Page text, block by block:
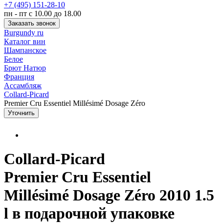
+7 (495) 151-28-10
пн - пт с 10.00 до 18.00
Заказать звонок
Burgundy ru
Каталог вин
Шампанское
Белое
Брют Натюр
Франция
Ассамбляж
Collard-Picard
Premier Cru Essentiel Millésimé Dosage Zéro
Уточнить
Collard-Picard
Premier Cru Essentiel
Millésimé Dosage Zéro 2010 1.5
l в подарочной упаковке